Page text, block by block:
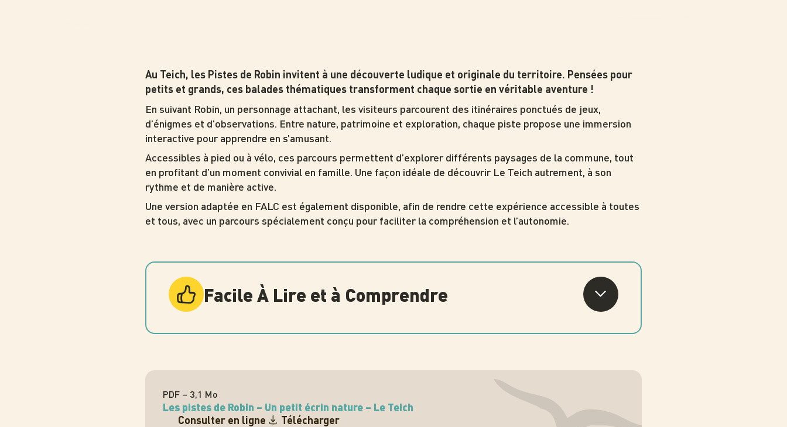
Au Teich, les Pistes de Robin invitent à une découverte ludique et originale du territoire. Pensées pour
petits et grands, ces balades thématiques transforment chaque sortie en véritable aventure !
En suivant Robin, un personnage attachant, les visiteurs parcourent des itinéraires ponctués de jeux,
d’énigmes et d’observations. Entre nature, patrimoine et exploration, chaque piste propose une immersion
interactive pour apprendre en s’amusant.
Accessibles à pied ou à vélo, ces parcours permettent d’explorer différents paysages de la commune, tout
en profitant d’un moment convivial en famille. Une façon idéale de découvrir Le Teich autrement, à son
rythme et de manière active.
Une version adaptée en FALC est également disponible, afin de rendre cette expérience accessible à toutes
et tous, avec un parcours spécialement conçu pour faciliter la compréhension et l’autonomie.
Facile À Lire et à Comprendre
Les pistes de Robin – Un petit écrin nature – Le Teich
PDF – 3,1 Mo
Consulter en ligne Télécharger